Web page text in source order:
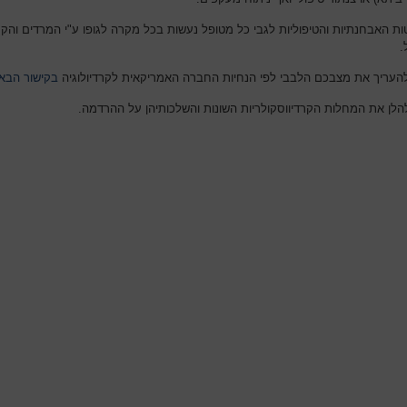
האבחנתיות והטיפוליות לגבי כל מטופל נעשות בכל מקרה לגופו ע"י המרדים
את מצבכם הלבבי לפי הנחיות החברה האמריקאית לקרדיולוגיה בקישור
את המחלות הקרדיווסקולריות השונות והשלכותיהן על ההרדמה.